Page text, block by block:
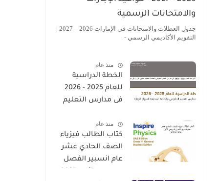
والامتحانات الرسمية
جدول العطلات والامتحانات في الإمارات 2026 – 2027 |
التقويم الأكاديمي الرسمي -
منذ عام
الخطة الدراسية
للعام 2025 - 2026
فى مدارس التعليم
المطبقة لمنهاج
الوزارة فى الامارات
منذ عام
كتاب الطالب فيزياء
الصف الحادي عشر
عام انسبير الفصل